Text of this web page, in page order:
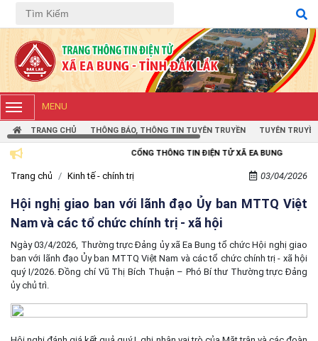
MENU
TRANG CHỦ THÔNG BÁO, THÔNG TIN TUYÊN TRUYỀN TUYÊN
CỔNG THÔNG TIN ĐIỆN TỬ XÃ EA BUNG
Trang chủ Kinh tế - chính trị 03/04/2026
Hội nghị giao ban với lãnh đạo Ủy ban MTTQ Việt
Nam và các tổ chức chính trị - xã hội
Ngày 03/4/2026, Thường trực Đảng ủy xã Ea Bung tổ chức Hội nghị giao
ban với lãnh đạo Ủy ban MTTQ Việt Nam và các tổ chức chính trị - xã hội
quý I/2026. Đồng chí Vũ Thị Bích Thuận – Phó Bí thư Thường trực Đảng
ủy chủ trì.